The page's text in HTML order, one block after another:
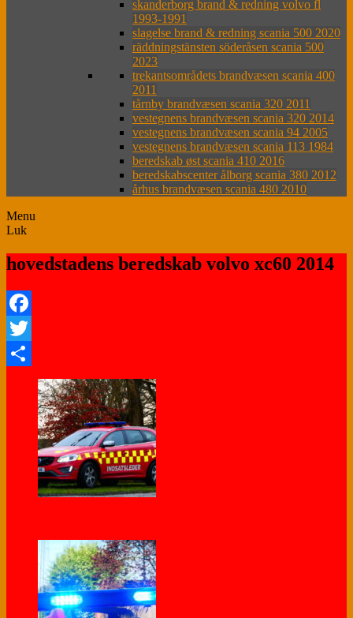
skanderborg brand & redning volvo fl
1993-1991
slagelse brand & redning scania 500 2020
räddningstänsten söderåsen scania 500
2023
trekantsområdets brandvæsen scania 400
2011
tårnby brandvæsen scania 320 2011
vestegnens brandvæsen scania 320 2014
vestegnens brandvæsen scania 94 2005
vestegnens brandvæsen scania 113 1984
beredskab øst scania 410 2016
beredskabscenter ålborg scania 380 2012
århus brandvæsen scania 480 2010
Menu
Luk
hovedstadens beredskab volvo xc60 2014
Facebook
Twitter